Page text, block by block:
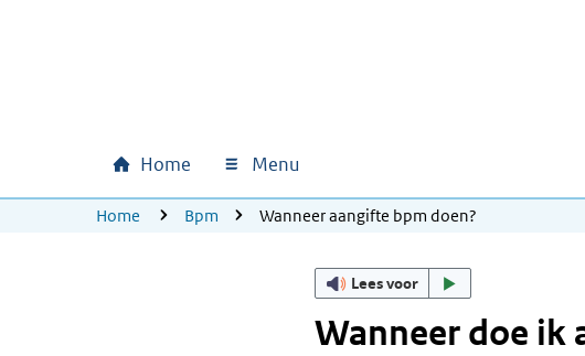
Hoofdnavigatie
Home Menu
U bevindt zich hier:
Home Bpm Wanneer aangifte bpm doen?
Lees voor
Wanneer doe ik